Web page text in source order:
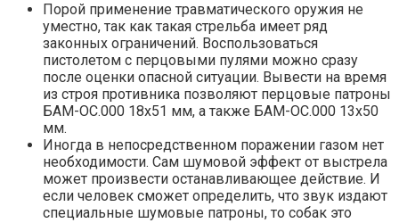
Порой применение травматического оружия не
уместно, так как такая стрельба имеет ряд
законных ограничений. Воспользоваться
пистолетом с перцовыми пулями можно сразу
после оценки опасной ситуации. Вывести на время
из строя противника позволяют перцовые патроны
БАМ-ОС.000 18х51 мм, а также БАМ-ОС.000 13х50
мм.
Иногда в непосредственном поражении газом нет
необходимости. Сам шумовой эффект от выстрела
может произвести останавливающее действие. И
если человек сможет определить, что звук издают
специальные шумовые патроны, то собак это